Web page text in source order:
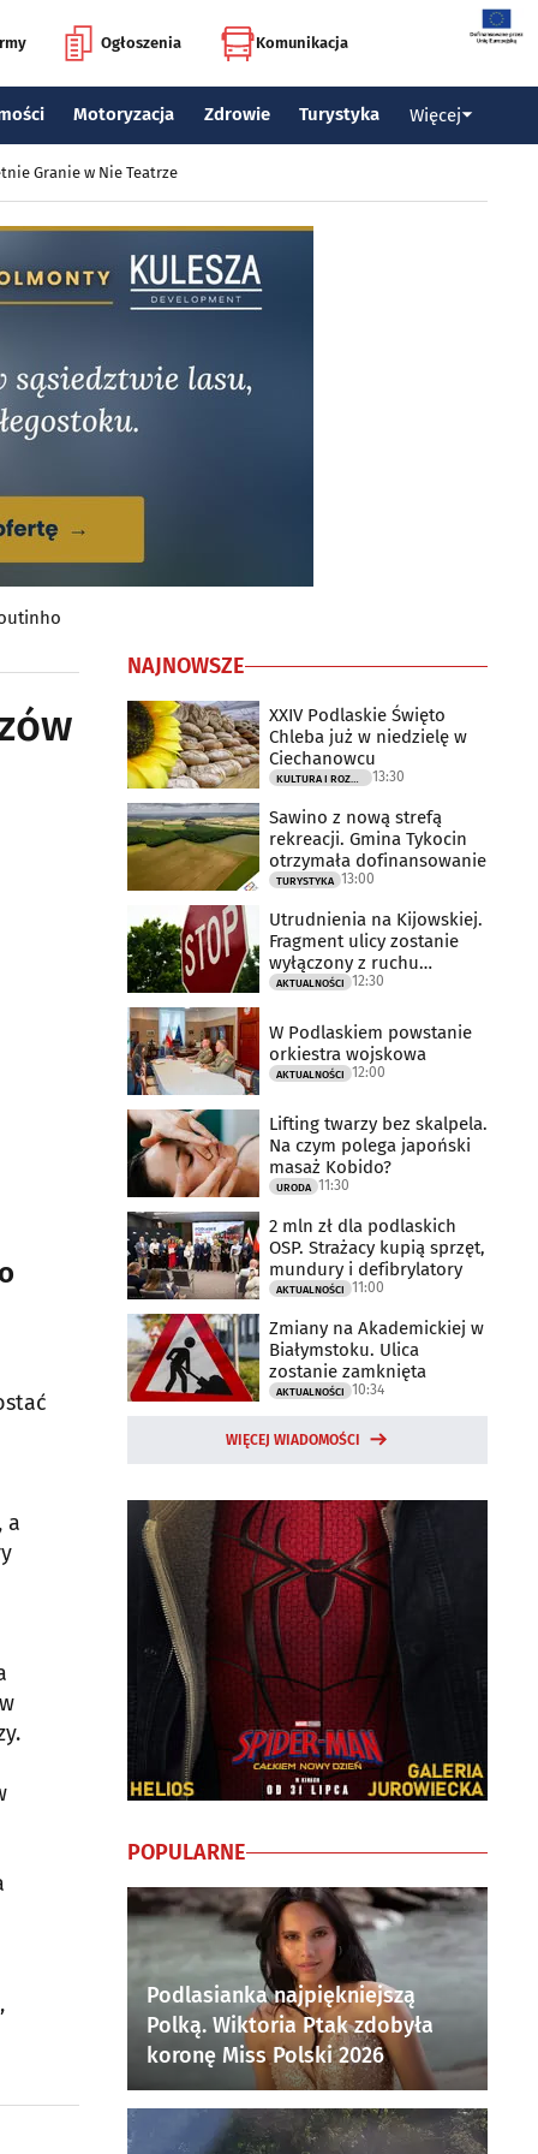
Ogłoszenia Komunikacja
Motoryzacja Zdrowie Turystyka Więcej
Granie w Nie Teatrze
a
NAJNOWSZE
XXIV Podlaskie Święto
Chleba już w niedzielę w
Ciechanowcu
13:30
Sawino z nową strefą
rekreacji. Gmina Tykocin
otrzymała dofinansowanie
TURYSTYKA 13:00
Utrudnienia na Kijowskiej.
Fragment ulicy zostanie
wyłączony z ruchu
drogowego
AKTUALNOŚCI 12:30
W Podlaskiem powstanie
orkiestra wojskowa
AKTUALNOŚCI 12:00
Lifting twarzy bez skalpela.
Na czym polega japoński
masaż Kobido?
URODA 11:30
2 mln zł dla podlaskich
OSP. Strażacy kupią sprzęt,
mundury i defibrylatory
AKTUALNOŚCI 11:00
Zmiany na Akademickiej w
Białymstoku. Ulica
zostanie zamknięta
AKTUALNOŚCI 10:34
WIĘCEJ WIADOMOŚCI
POPULARNE
Podlasianka najpiękniejszą
Polką. Wiktoria Ptak zdobyła
koronę Miss Polski 2026